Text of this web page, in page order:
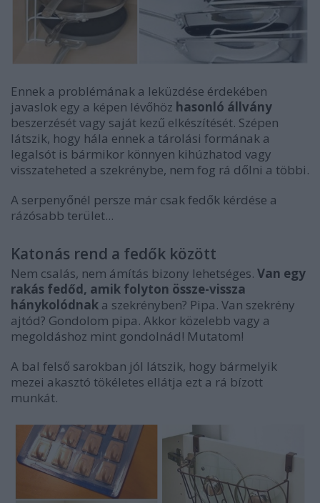
Ennek a problémának a leküzdése érdekében
javaslok egy a képen lévőhöz hasonló állvány
beszerzését vagy saját kezű elkészítését. Szépen
látszik, hogy hála ennek a tárolási formának a
legalsót is bármikor könnyen kihúzhatod vagy
visszateheted a szekrénybe, nem fog rá dőlni a többi.
A serpenyőnél persze már csak fedők kérdése a
rázósabb terület...
Katonás rend a fedők között
Nem csalás, nem ámítás bizony lehetséges. Van egy
rakás fedőd, amik folyton össze-vissza
hánykolódnak a szekrényben? Pipa. Van szekrény
ajtód? Gondolom pipa. Akkor közelebb vagy a
megoldáshoz mint gondolnád! Mutatom!
A bal felső sarokban jól látszik, hogy bármelyik
mezei akasztó tökéletes ellátja ezt a rá bízott
munkát.